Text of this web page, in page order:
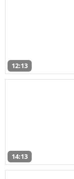
12:13
14:13